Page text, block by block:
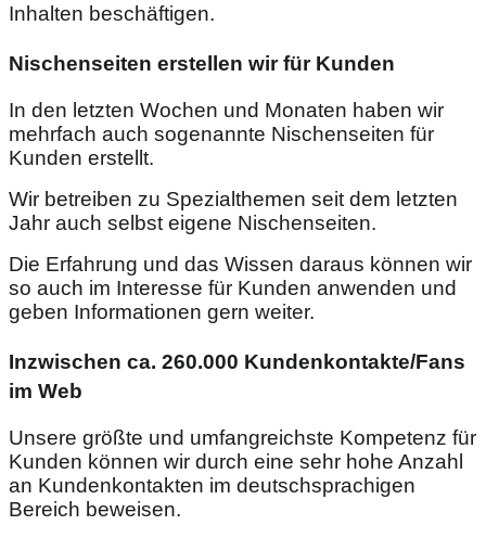
Inhalten beschäftigen.
Nischenseiten erstellen wir für Kunden
In den letzten Wochen und Monaten haben wir
mehrfach auch sogenannte Nischenseiten für
Kunden erstellt.
Wir betreiben zu Spezialthemen seit dem letzten
Jahr auch selbst eigene Nischenseiten.
Die Erfahrung und das Wissen daraus können wir
so auch im Interesse für Kunden anwenden und
geben Informationen gern weiter.
Inzwischen ca. 260.000 Kundenkontakte/Fans
im Web
Unsere größte und umfangreichste Kompetenz für
Kunden können wir durch eine sehr hohe Anzahl
an Kundenkontakten im deutschsprachigen
Bereich beweisen.